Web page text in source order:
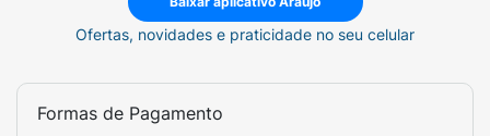
Ofertas, novidades e praticidade no seu celular
Formas de Pagamento